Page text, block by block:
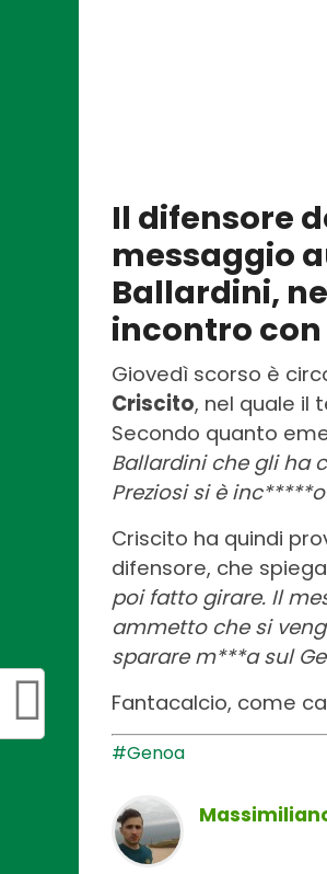
Il difensore
messaggio
Ballardini,
incontro con
Giovedì scorso è
Criscito, nel quale il
Secondo quanto
Ballardini che gli ha
Preziosi si è
Criscito ha quindi
difensore, che
poi fatto girare. Il
ammetto che si
sparare m***a sul
Fantacalcio, come
#Genoa